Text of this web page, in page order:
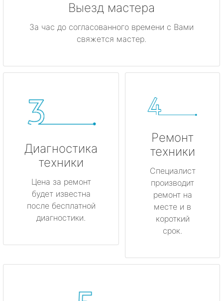
Выезд мастера
За час до согласованного времени с Вами
свяжется мастер.
Диагностика
техники
Цена за ремонт
будет известна
после бесплатной
диагностики.
Ремонт
техники
Специалист
производит
ремонт на
месте и в
короткий
срок.